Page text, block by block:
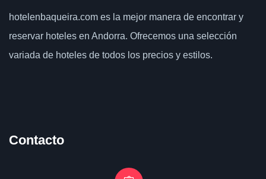
hotelenbaqueira.com es la mejor manera de encontrar y
reservar hoteles en Andorra. Ofrecemos una selección
variada de hoteles de todos los precios y estilos.
Contacto